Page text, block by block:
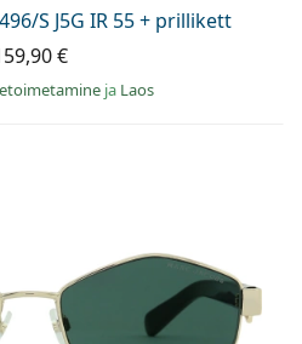
S J5G IR 55 + prillikett
€
ja Laos